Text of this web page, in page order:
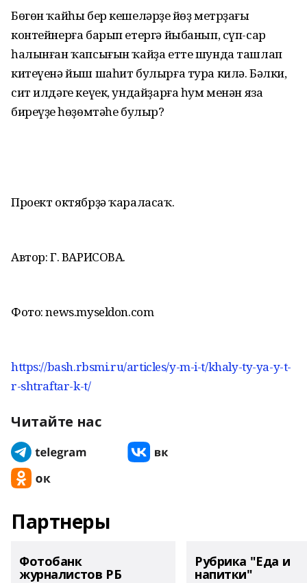
Бөгөн ҡайһы бер кешеләрҙең йөҙ метрҙағы
контейнерға барып етергә йыбанып, сүп-сар
һалынған ҡапсығын ҡайҙа етте шунда ташлап
китеүенә йыш шаһит булырға тура килә. Бәлки,
сит илдәге кеүек, ундайҙарға һум менән яза
биреүҙең һөҙөмтәһе булыр?
Проект октябрҙә ҡараласаҡ.
Автор: Г. ВАРИСОВА.
Фото: news.myseldon.com
https://bash.rbsmi.ru/articles/y-m-i-t/khaly-ty-ya-y-t-
r-shtraftar-k-t/
Читайте нас
Партнеры
Фотобанк
журналистов РБ
Рубрика "Еда и
напитки"